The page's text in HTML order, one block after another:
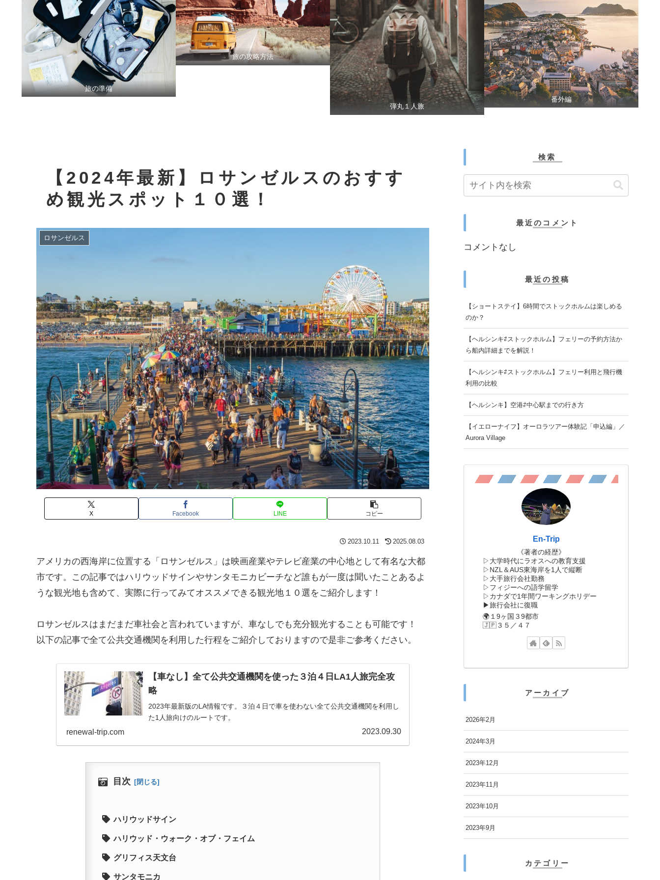
旅の準備
旅の攻略方法
弾丸１人旅
番外編
【2024年最新】ロサンゼルスのおすす
め観光スポット１０選！
ロサンゼルス
X Facebook LINE コピー
2023.10.11 2025.08.03
アメリカの西海岸に位置する「ロサンゼルス」は映画産業やテレビ産業の中心地として有名な大都
市です。この記事ではハリウッドサインやサンタモニカビーチなど誰もが一度は聞いたことあるよ
うな観光地も含めて、実際に行ってみてオススメできる観光地１０選をご紹介します！
ロサンゼルスはまだまだ車社会と言われていますが、車なしでも充分観光することも可能です！
以下の記事で全て公共交通機関を利用した行程をご紹介しておりますので是非ご参考ください。
【車なし】全て公共交通機関を使った３泊４日LA1人旅完全攻
略
2023年最新版のLA情報です。３泊４日で車を使わない全て公共交通機関を利用し
た1人旅向けのルートです。
renewal-trip.com 2023.09.30
目次
ハリウッドサイン
ハリウッド・ウォーク・オブ・フェイム
グリフィス天文台
サンタモニカ
検索
最近のコメント
コメントなし
最近の投稿
【ショートステイ】6時間でストックホルムは楽しめる
のか？
【ヘルシンキ⇄ストックホルム】フェリーの予約方法か
ら船内詳細までを解説！
【ヘルシンキ⇄ストックホルム】フェリー利用と飛行機
利用の比較
【ヘルシンキ】空港⇄中心駅までの行き方
【イエローナイフ】オーロラツアー体験記「申込編」／
Aurora Village
En-Trip
《著者の経歴》
▷大学時代にラオスへの教育支援
▷NZL＆AUS東海岸を1人で縦断
▷大手旅行会社勤務
▷フィジーへの語学留学
▷カナダで1年間ワーキングホリデー
▶︎旅行会社に復職
🌍１9ヶ国３9都市
🇯🇵３５／４７
アーカイブ
2026年2月
2024年3月
2023年12月
2023年11月
2023年10月
2023年9月
カテゴリー